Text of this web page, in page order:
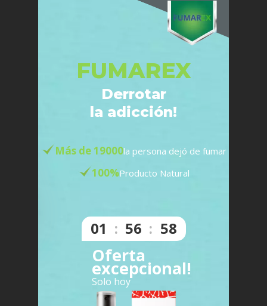
FUMAREX
Derrotar
la adicción!
Más de 19000la persona dejó de fumar
100%Producto Natural
01 : 56 : 57
Oferta
excepcional!
Solo hoy